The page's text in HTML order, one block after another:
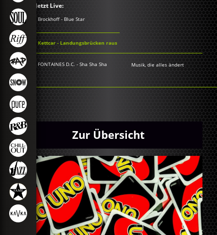
Jetzt Live:
Brockhoff - Blue Star
Kettcar - Landungsbrücken raus
FONTAINES D.C. - Sha Sha Sha Musik, die alles ändert
Zur Übersicht